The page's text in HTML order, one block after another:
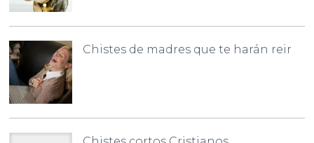
Chistes de madres que te harán reir